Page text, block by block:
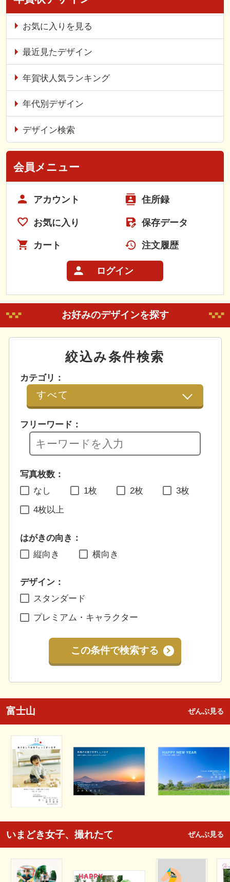
お気に入りを見る
最近見たデザイン
年賀状人気ランキング
年代別デザイン
デザイン検索
会員メニュー
アカウント 住所録
お気に入り 保存データ
カート 注文履歴
ログイン
お好みのデザインを探す
絞込み条件検索
カテゴリ：
フリーワード：
写真枚数：
なし
1枚 2枚 3枚
4枚以上
はがきの向き：
縦向き
横向き
デザイン：
スタンダード
プレミアム・キャラクター
この条件で検索する
富士山 ぜんぶ見る
いまどき女子、撮れたて ぜんぶ見る